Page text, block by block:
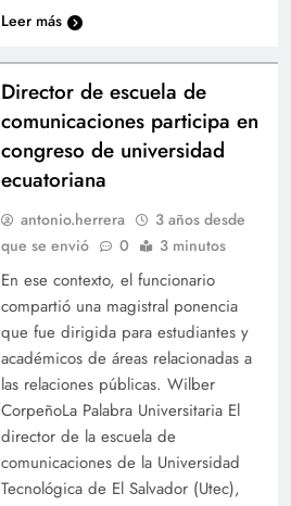
Leer más
Director de escuela de
comunicaciones participa en
congreso de universidad
ecuatoriana
antonio.herrera
3 años desde
que se envió
0 3 minutos
En ese contexto, el funcionario
compartió una magistral ponencia
que fue dirigida para estudiantes y
académicos de áreas relacionadas a
las relaciones públicas. Wilber
CorpeñoLa Palabra Universitaria El
director de la escuela de
comunicaciones de la Universidad
Tecnológica de El Salvador (Utec),